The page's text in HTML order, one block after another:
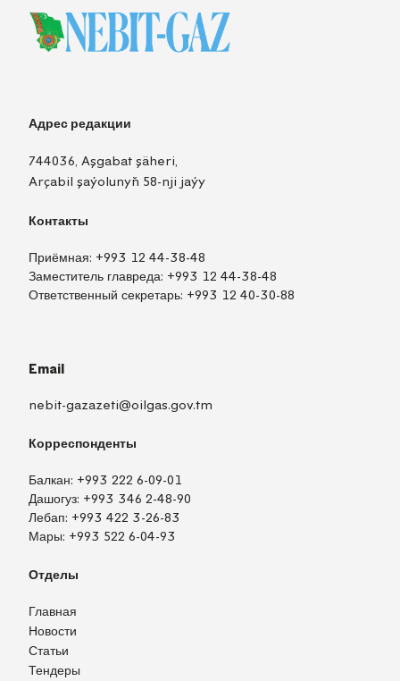
Адрес редакции
744036, Aşgabat şäheri,
Arçabil şaýolunyň 58-nji jaýy
Контакты
Приёмная: +993 12 44-38-48
Заместитель главреда: +993 12 44-38-48
Ответственный секретарь: +993 12 40-30-88
Email
nebit-gazazeti@oilgas.gov.tm
Корреспонденты
Балкан: +993 222 6-09-01
Дашогуз: +993 346 2-48-90
Лебап: +993 422 3-26-83
Мары: +993 522 6-04-93
Отделы
Главная
Новости
Статьи
Тендеры